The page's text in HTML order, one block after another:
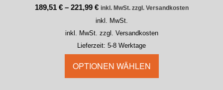
189,51 €– 221,99 € inkl. MwSt. zzgl. Versandkosten
inkl. MwSt.
inkl. MwSt. zzgl. Versandkosten
Lieferzeit: 5-8 Werktage
OPTIONEN WÄHLEN